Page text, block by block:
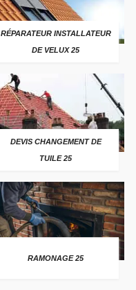
RÉPARATEUR INSTALLATEUR
DE VELUX 25
DEVIS CHANGEMENT DE
TUILE 25
RAMONAGE 25